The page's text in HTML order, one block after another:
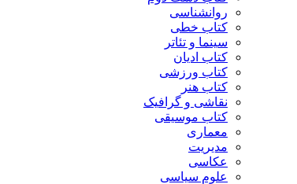
روانشناسی
کتاب خطی
سینما و تئاتر
کتاب ادیان
کتاب ورزشی
کتاب هنر
نقاشی و گرافیک
کتاب موسیقی
معماری
مدیریت
عکاسی
علوم سیاسی